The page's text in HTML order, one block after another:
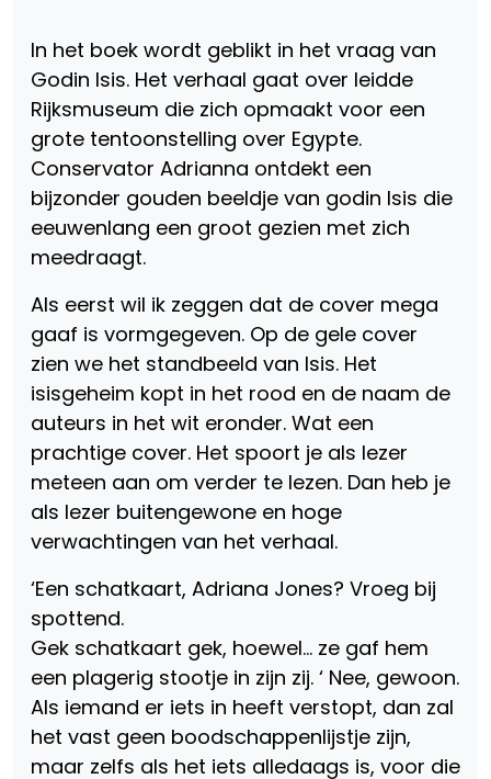
In het boek wordt geblikt in het vraag van
Godin Isis. Het verhaal gaat over leidde
Rijksmuseum die zich opmaakt voor een
grote tentoonstelling over Egypte.
Conservator Adrianna ontdekt een
bijzonder gouden beeldje van godin Isis die
eeuwenlang een groot gezien met zich
meedraagt.
Als eerst wil ik zeggen dat de cover mega
gaaf is vormgegeven. Op de gele cover
zien we het standbeeld van Isis. Het
isisgeheim kopt in het rood en de naam de
auteurs in het wit eronder. Wat een
prachtige cover. Het spoort je als lezer
meteen aan om verder te lezen. Dan heb je
als lezer buitengewone en hoge
verwachtingen van het verhaal.
‘Een schatkaart, Adriana Jones? Vroeg bij
spottend.
Gek schatkaart gek, hoewel… ze gaf hem
een plagerig stootje in zijn zij. ‘ Nee, gewoon.
Als iemand er iets in heeft verstopt, dan zal
het vast geen boodschappenlijstje zijn,
maar zelfs als het iets alledaags is, voor die